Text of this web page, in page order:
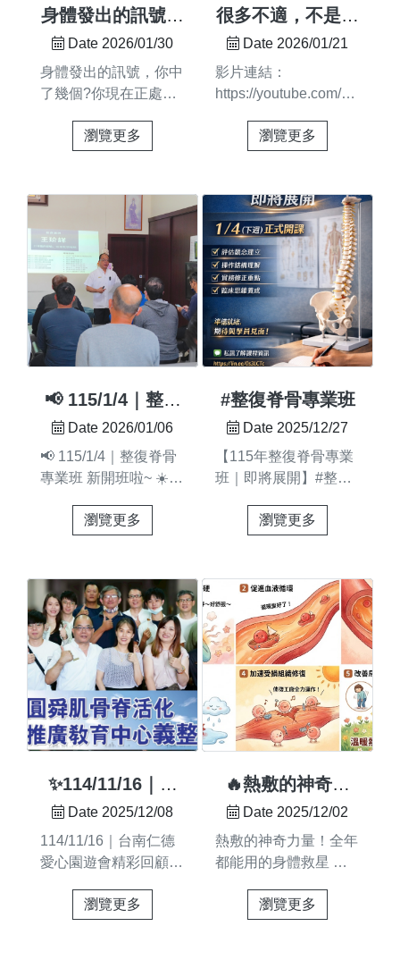
慣🔹 嬰幼兒｜學齡前
脹氣、腸胃不適 ✅ 睡
眠不安、容易哭鬧 ✅
頭頸活動度不足、偏頭
走路發展不平衡 ✅ 全
青少年常見狀況 ✅ 姿
勢不良（駝背、圓肩、
側彎） ✅ 頸肩緊繃、
長時間低頭不適&...
肩頸痠痛 #腰背不適#
台南整復 #佳里整復#
生活保健 #結構調整 #
行動自在
身體發出的訊號，
你中了幾個?
Date 2026/01/30
身體發出的訊號，你中
了幾個?你現在正處於
號，你忽略多久了?影
feature=share #痠抽麻
痛僵無力#整復觀點 #
身體訊號#美式整復 #
圓舜整復#台南整復 #
佳里整復#結構調整 #
提升自愈
瀏覽更多
很多不適，不是老
化
Date 2026/01/21
影片連結：
https://youtube.com/shorts/
適，不是老化而是椎孔
正位 產生該有的空
間 減少神經與組織的
壓迫感整復調理的重點
是讓結構回到正位把被
擠壓的空間慢慢「打
開」當間距回來了壓迫
感自然下降身體才有機
會真正放鬆與恢復#台
南整復 #佳里整復 #美
式整復#整復調理 #結
椎空間 #結構正位 #整
復觀念
瀏覽更多
📢 115/1/4｜整復
脊骨專業班 新開
Date 2026/01/06
📢 115/1/4｜整復脊骨
專業班 新開班啦~ ☀️帶
一群想「學真技術」的
動、健身、按摩相關領
域，背景不同，但目標
一致： 👉 把技術學
好，把手感練穩，把專
業帶走。 在圓舜，我
們不走速成路線，只走
一條路：結構清楚、操
作有邏輯、臨床要安
全、能真正應用。 一
步一步，走得踏實也走
得安心 🌱115/1/4，不
只是開班， 是很多人
專業轉變的起點。✨
瀏覽更多
#整復脊骨專業班
Date 2025/12/27
【115年整復脊骨專業
班｜即將展開】#整復
1/4（下週）正式展開
床實務持續調整與優化
＃系統化培訓課程 系
統化教學：循序漸進、
零基礎可學 手把手引
導：每堂課都能實作、
都能上手 真實案例練
習：讓你從第一週就感
受技術成長 完整技術
架構：不只會按、還能
看懂問題原因每一梯
楚、有邏輯的教學架
構，協助學員逐步建立
可實際應用的專業能力
課程相關資訊，歡迎
瀏覽更多
✨114/11/16｜台
南仁德愛心園遊會
Date 2025/12/08
114/11/16｜台南仁德
愛心園遊會精彩回顧#
育中心義整團隊感謝每
瀏覽更多
🔥熱敷的神奇力
量！全年都能用的
Date 2025/12/02
熱敷的神奇力量！全年
都能用的身體救星 你
暖身體，更能帶來意想
瀏覽更多